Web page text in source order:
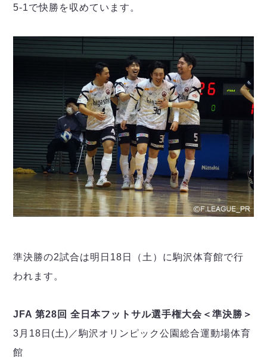
5-1で快勝を収めています。
準決勝の2試合は明日18日（土）に駒沢体育館で行
われます。
JFA 第28回 全日本フットサル選手権大会＜準決勝＞
3月18日(土)／駒沢オリンピック公園総合運動場体育
館